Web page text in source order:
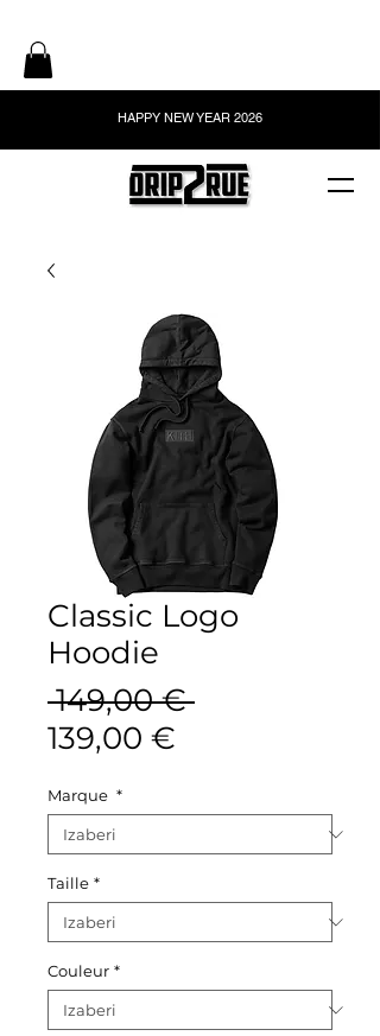
HAPPY NEW YEAR 2026
Classic Logo
Hoodie
149,00 € Redovna
139,00 €
popustom
Marque *
Taille *
Couleur *